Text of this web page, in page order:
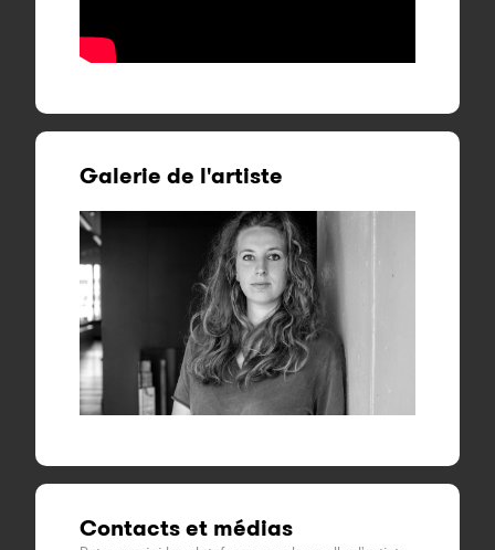
Galerie de l'artiste
Contacts et médias